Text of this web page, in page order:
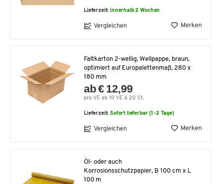
Lieferzeit:innerhalb 2 Wochen
Vergleichen Merken
Faltkarton 2-wellig, Wellpappe, braun,
optimiert auf Europalettenmaß, 280 x
180 mm
ab € 12,99
pro VE ab 10 VE à 20 St.
Lieferzeit:Sofort lieferbar (1-2 Tage)
Vergleichen Merken
Öl- oder auch
Korrosionsschutzpapier, B 100 cm x L
100 m